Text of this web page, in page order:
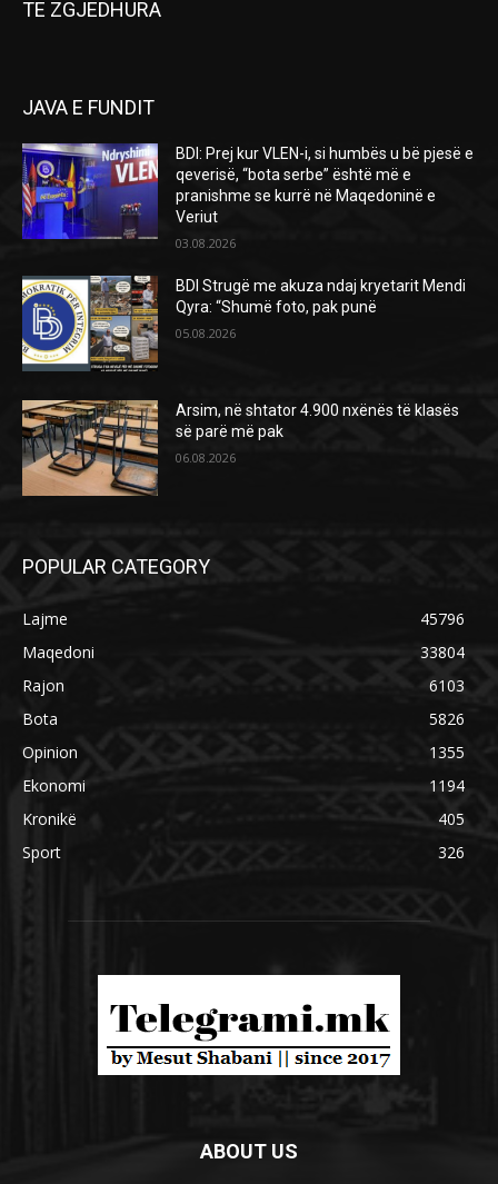
TE ZGJEDHURA
JAVA E FUNDIT
BDI: Prej kur VLEN-i, si humbës u bë pjesë e
qeverisë, “bota serbe” është më e
pranishme se kurrë në Maqedoninë e
Veriut
03.08.2026
BDI Strugë me akuza ndaj kryetarit Mendi
Qyra: “Shumë foto, pak punë
05.08.2026
Arsim, në shtator 4.900 nxënës të klasës
së parë më pak
06.08.2026
POPULAR CATEGORY
Lajme
45796
Maqedoni
33804
Rajon
6103
Bota
5826
Opinion
1355
Ekonomi
1194
Kronikë
405
Sport
326
ABOUT US